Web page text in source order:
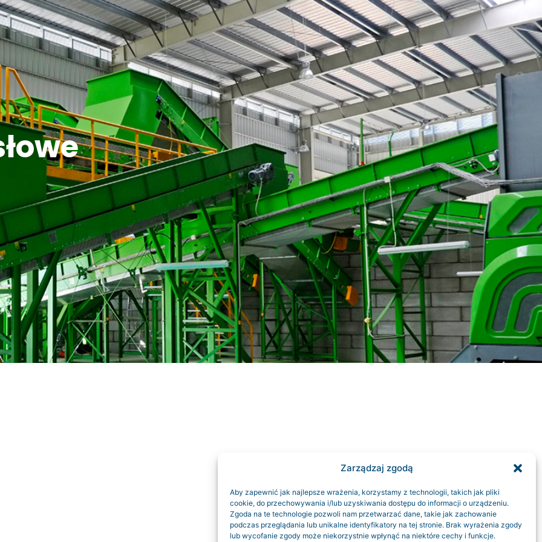
Zarządzaj zgodą
Aby zapewnić jak najlepsze wrażenia, korzystamy z technologii, takich jak pliki
cookie, do przechowywania i/lub uzyskiwania dostępu do informacji o urządzeniu.
Zgoda na te technologie pozwoli nam przetwarzać dane, takie jak zachowanie
podczas przeglądania lub unikalne identyfikatory na tej stronie. Brak wyrażenia zgody
lub wycofanie zgody może niekorzystnie wpłynąć na niektóre cechy i funkcje.